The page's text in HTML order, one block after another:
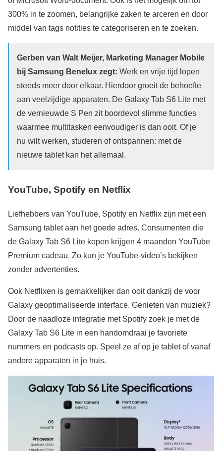
300% in te zoomen, belangrijke zaken te arceren en door
middel van tags notities te categoriseren en te zoeken.
Gerben van Walt Meijer, Marketing Manager Mobile
bij Samsung Benelux zegt: Werk en vrije tijd lopen
steeds meer door elkaar. Hierdoor groeit de behoefte
aan veelzijdige apparaten. De Galaxy Tab S6 Lite met
de vernieuwde S Pen zit boordevol slimme functies
waarmee multitasken eenvoudiger is dan ooit. Of je
nu wilt werken, studeren of ontspannen: met de
nieuwe tablet kan het allemaal.
YouTube, Spotify en Netflix
Liefhebbers van YouTube, Spotify en Netflix zijn met een
Samsung tablet aan het goede adres. Consumenten die
de Galaxy Tab S6 Lite kopen krijgen 4 maanden YouTube
Premium cadeau. Zo kun je YouTube-video’s bekijken
zonder advertenties.
Ook Netflixen is gemakkelijker dan ooit dankzij de voor
Galaxy geoptimaliseerde interface. Genieten van muziek?
Door de naadloze integratie met Spotify zoek je met de
Galaxy Tab S6 Lite in een handomdraai je favoriete
nummers en podcasts op. Speel ze af op je tablet of vanaf
andere apparaten in je huis.